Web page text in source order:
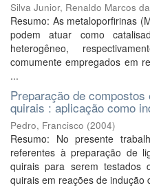
Silva Junior, Renaldo Marcos
Resumo: As metaloporfirinas
podem atuar como
heterogêneo,
comumente empregados em
...
Preparação de
quirais : aplicação como
Pedro, Francisco (2004)
Resumo: No presente
referentes à preparação de
quirais para serem testados
quirais em reações de indução